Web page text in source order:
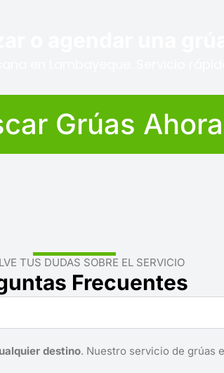
Grúas Ahora
TUS DUDAS SOBRE EL SERVICIO
Frecuentes
destino. Nuestro servicio de grúas